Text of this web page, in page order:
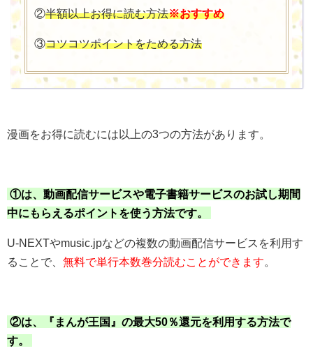
②半額以上お得に読む方法※おすすめ
③コツコツポイントをためる方法
漫画をお得に読むには以上の3つの方法があります。
①は、動画配信サービスや電子書籍サービスのお試し期間
中にもらえるポイントを使う方法です。
U-NEXTやmusic.jpなどの複数の動画配信サービスを利用す
ることで、 無料で単行本数巻分読むことができます
②は、『まんが王国』の最大50％還元を利用する方法で
す。